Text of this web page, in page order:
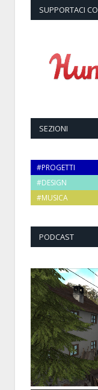
SUPPORTACI
SEZIONI
#PROGETTI
#DESIGN
#MUSICA
PODCAST